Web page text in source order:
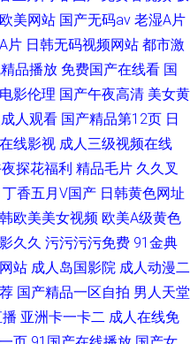
美网站 国产无码av 老湿A片
片 日韩无码视频网站 都市激
品播放 免费国产在线看 国
影伦理 国产午夜高清 美女黄
人观看 国产精品第12页 日
线影视 成人三级视频在线
探花福利 精品毛片 久久叉
丁香五月V国产 日韩黄色网址
欧美美女视频 欧美A级黄色
久久 污污污污免费 91金典
站 成人岛国影院 成人动漫二
国产精品一区自拍 男人天堂
亚洲卡一卡二 成人在线免